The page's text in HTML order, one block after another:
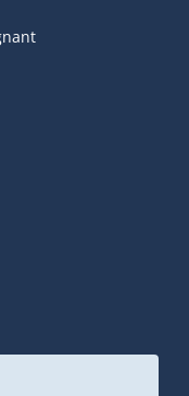
externe s'ouvrira